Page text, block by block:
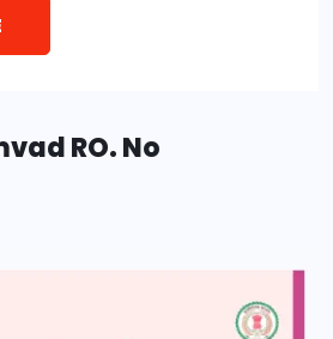
RO. No